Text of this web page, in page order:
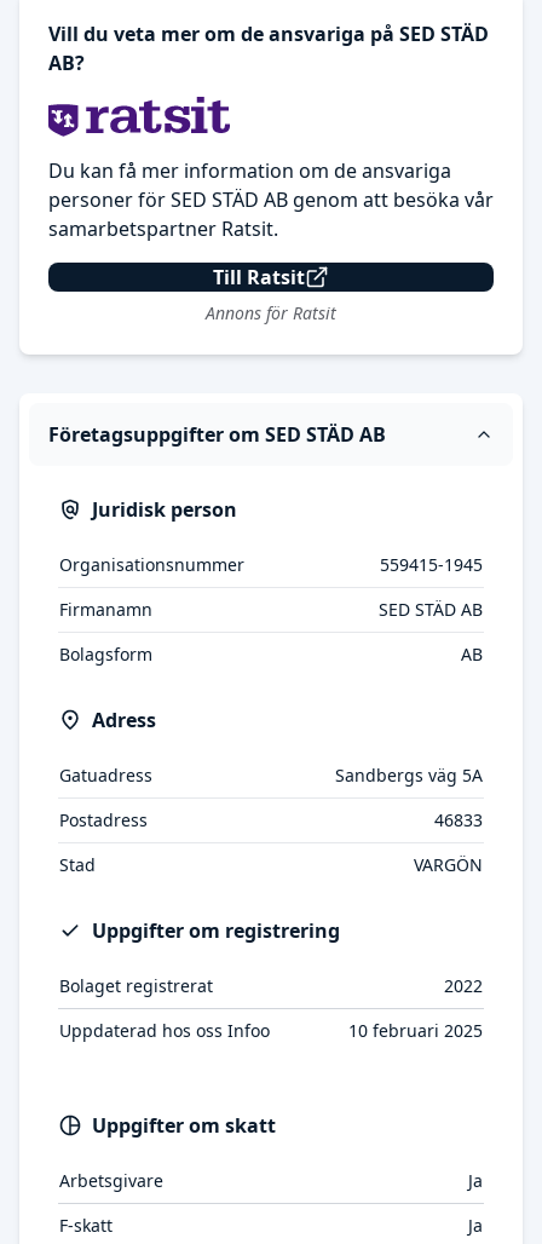
Vill du veta mer om de ansvariga på SED STÄD
AB?
Du kan få mer information om de ansvariga
personer för SED STÄD AB genom att besöka vår
samarbetspartner Ratsit.
Till Ratsit
Annons för Ratsit
Företagsuppgifter om SED STÄD AB
Juridisk person
Organisationsnummer
559415-1945
Firmanamn
SED STÄD AB
Bolagsform
AB
Adress
Gatuadress
Sandbergs väg 5A
Postadress
46833
Stad
VARGÖN
Uppgifter om registrering
Bolaget registrerat
2022
Uppdaterad hos oss Infoo
10 februari 2025
Uppgifter om skatt
Arbetsgivare
Ja
F-skatt
Ja